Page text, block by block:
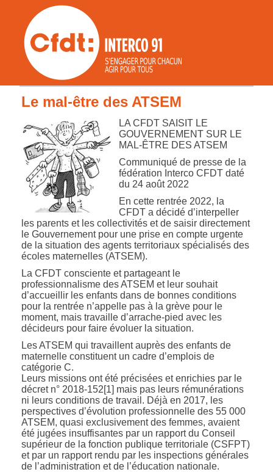
Le mal-être des ATSEM
LA CFDT SAISIT LE
GOUVERNEMENT SUR LE
MAL-ÊTRE DES ATSEM
Communiqué de presse de la
fédération Interco CFDT daté
du 24 août 2022
En cette rentrée 2022, la
CFDT a décidé d’interpeller
les parents et les collectivités et de saisir directement
le Gouvernement pour une prise en compte urgente
de la situation des agents territoriaux spécialisés des
écoles maternelles (ATSEM).
La CFDT consciente et partageant le
professionnalisme des ATSEM et leur souhait
d’accueillir les enfants dans de bonnes conditions
pour la rentrée n’appelle pas à la grève pour le
moment, mais travaille d’arrache-pied avec les
décideurs pour faire évoluer la situation.
Les ATSEM qui travaillent auprès des enfants de
maternelle constituent un cadre d’emplois de
catégorie C.
Leurs missions ont été précisées et enrichies par le
décret n° 2018-152[1] mais pas leurs rémunérations
ni leurs conditions de travail. Déjà en 2017, les
perspectives d’évolution professionnelle des 55 000
ATSEM, quasi exclusivement des femmes, avaient
été jugées insuffisantes par un rapport du Conseil
supérieur de la fonction publique territoriale (CSFPT)
et par un rapport rendu par les inspections générales
de l’administration et de l’éducation nationale.